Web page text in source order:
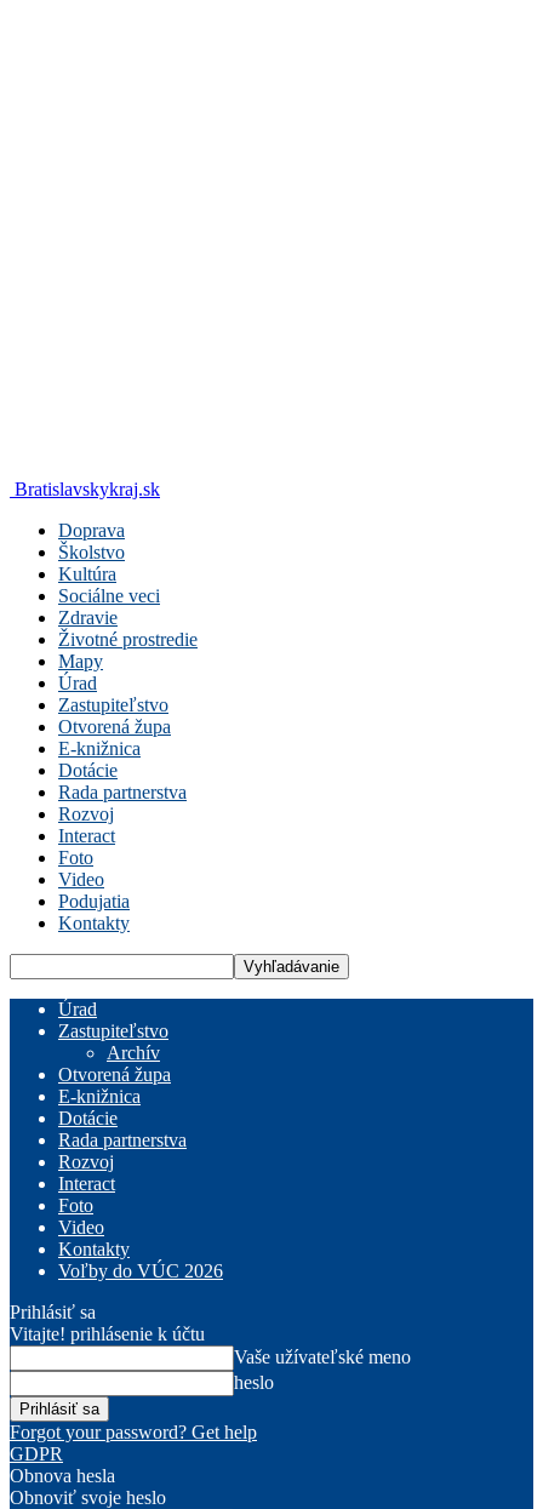
Bratislavskykraj.sk
Doprava
Školstvo
Kultúra
Sociálne veci
Zdravie
Životné prostredie
Mapy
Úrad
Zastupiteľstvo
Otvorená župa
E-knižnica
Dotácie
Rada partnerstva
Rozvoj
Interact
Foto
Video
Podujatia
Kontakty
Úrad
Zastupiteľstvo
Archív
Otvorená župa
E-knižnica
Dotácie
Rada partnerstva
Rozvoj
Interact
Foto
Video
Kontakty
Voľby do VÚC 2026
Prihlásiť sa
Vitajte! prihlásenie k účtu
Vaše užívateľské meno
heslo
Forgot your password? Get help
GDPR
Obnova hesla
Obnoviť svoje heslo